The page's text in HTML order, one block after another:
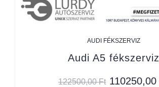
AUDI FÉKSZERVIZ
Audi A5 fékszerviz
122500,00Ft 110250,00